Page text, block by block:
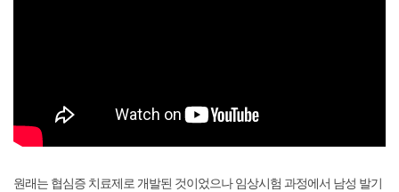
원래는 협심증 치료제로 개발된 것이었으나 임상시험 과정에서 남성 발기